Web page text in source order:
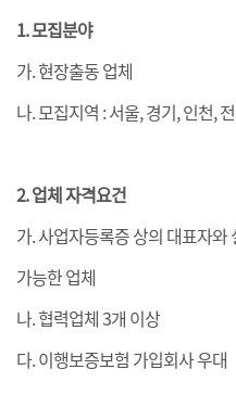
1. 모집분야
가. 현장출동 업체
나. 모집지역 : 서울, 경기, 인천,
2. 업체 자격요건
가. 사업자등록증 상의 대표자
가능한 업체
나. 협력업체 3개 이상
다. 이행보증보험 가입회사 우대